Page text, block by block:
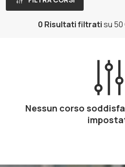
0 Risultati filtratisu 50
Nessun corso